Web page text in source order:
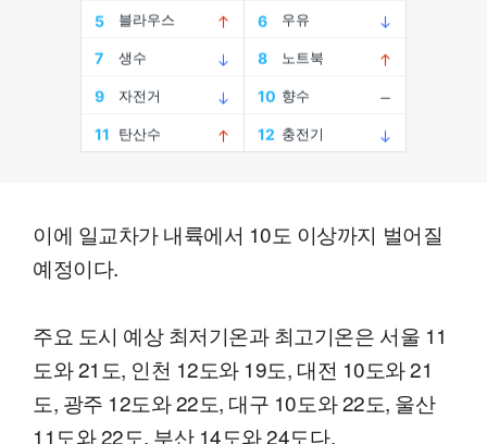
이에 일교차가 내륙에서 10도 이상까지 벌어질
예정이다.
주요 도시 예상 최저기온과 최고기온은 서울 11
도와 21도, 인천 12도와 19도, 대전 10도와 21
도, 광주 12도와 22도, 대구 10도와 22도, 울산
11도와 22도, 부산 14도와 24도다.